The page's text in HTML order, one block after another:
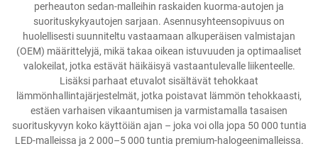
perheauton sedan-malleihin raskaiden kuorma-autojen ja
suorituskykyautojen sarjaan. Asennusyhteensopivuus on
huolellisesti suunniteltu vastaamaan alkuperäisen valmistajan
(OEM) määrittelyjä, mikä takaa oikean istuvuuden ja optimaaliset
valokeilat, jotka estävät häikäisyä vastaantulevalle liikenteelle.
Lisäksi parhaat etuvalot sisältävät tehokkaat
lämmönhallintajärjestelmät, jotka poistavat lämmön tehokkaasti,
estäen varhaisen vikaantumisen ja varmistamalla tasaisen
suorituskyvyn koko käyttöiän ajan – joka voi olla jopa 50 000 tuntia
LED-malleissa ja 2 000–5 000 tuntia premium-halogeenimalleissa.